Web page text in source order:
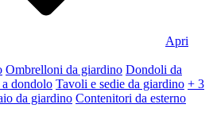
Apri
Ombrelloni da giardino Dondoli da
a dondolo Tavoli e sedie da giardino + 3
da giardino Contenitori da esterno